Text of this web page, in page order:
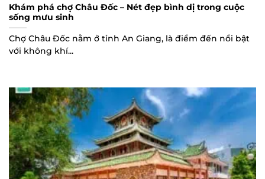
Khám phá chợ Châu Đốc – Nét đẹp bình dị trong cuộc
sống mưu sinh
Chợ Châu Đốc nằm ở tỉnh An Giang, là điểm đến nổi bật
với không khí...